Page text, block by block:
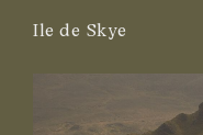
Ile de Skye